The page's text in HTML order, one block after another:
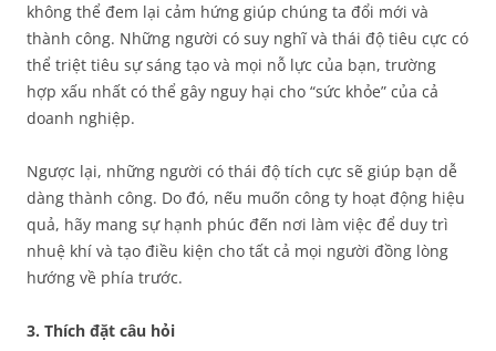
không thể đem lại cảm hứng giúp chúng ta đổi mới và
thành công. Những người có suy nghĩ và thái độ tiêu cực có
thể triệt tiêu sự sáng tạo và mọi nỗ lực của bạn, trường
hợp xấu nhất có thể gây nguy hại cho “sức khỏe” của cả
doanh nghiệp.
Ngược lại, những người có thái độ tích cực sẽ giúp bạn dễ
dàng thành công. Do đó, nếu muốn công ty hoạt động hiệu
quả, hãy mang sự hạnh phúc đến nơi làm việc để duy trì
nhuệ khí và tạo điều kiện cho tất cả mọi người đồng lòng
hướng về phía trước.
3. Thích đặt câu hỏi